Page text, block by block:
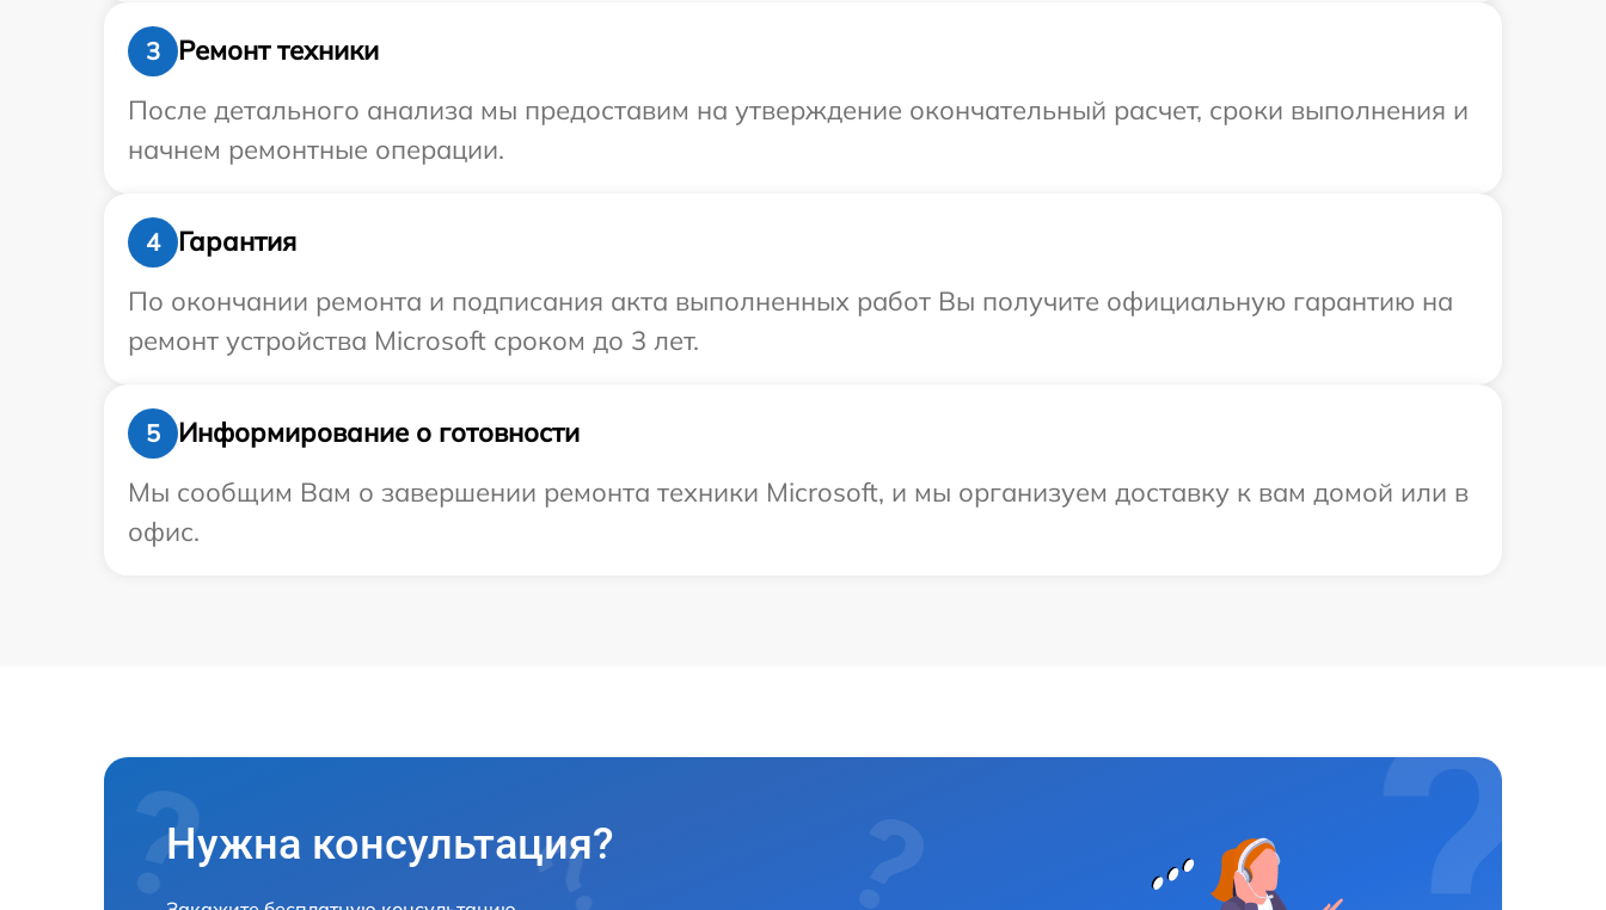
3
Ремонт техники
После детального анализа мы предоставим на утверждение окончательный расчет, сроки выполнения и
начнем ремонтные операции.
4
Гарантия
По окончании ремонта и подписания акта выполненных работ Вы получите официальную гарантию на
ремонт устройства Microsoft сроком до 3 лет.
5
Информирование о готовности
Мы сообщим Вам о завершении ремонта техники Microsoft, и мы организуем доставку к вам домой или в
офис.
Нужна консультация?